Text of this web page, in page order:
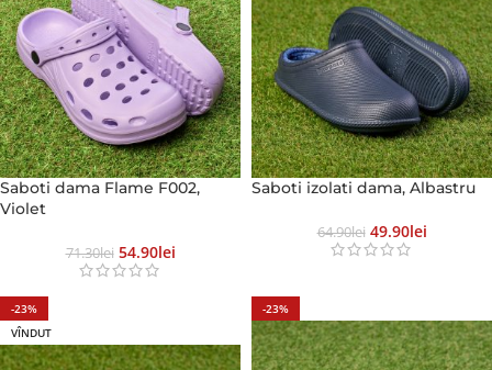
Saboti dama Flame F002,
Violet
71.30Lei 54.90Lei
Saboti izolati dama, Albastru
64.90Lei 49.90Lei
-23%
VÎNDUT
-23%